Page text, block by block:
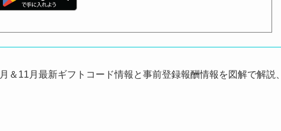
＆11月最新ギフトコード情報と事前登録報酬情報を図解で解説、